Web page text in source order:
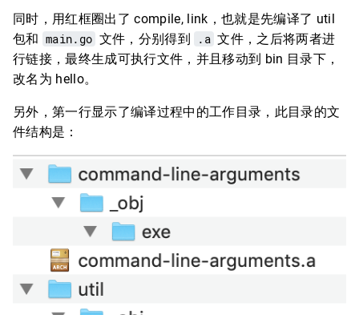
同时，用红框圈出了 compile, link，也就是先编译了 util
包和 main.go 文件，分别得到 .a 文件，之后将两者进
行链接，最终生成可执行文件，并且移动到 bin 目录下，
改名为 hello。
另外，第一行显示了编译过程中的工作目录，此目录的文
件结构是：